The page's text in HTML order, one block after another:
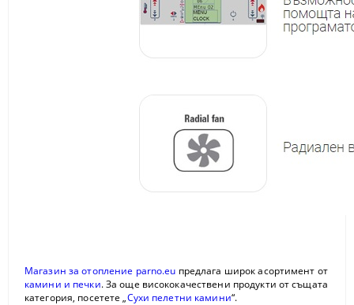
Магазин за отопление parno.eu предлага широк асортимент от
камини и печки. За още висококачествени продукти от същата
категория, посетете „Сухи пелетни камини“.